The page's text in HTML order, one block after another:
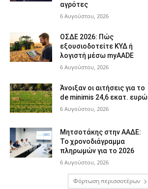
αγρότες
6 Αυγούστου, 2026
ΟΣΔΕ 2026: Πώς
εξουσιοδοτείτε ΚΥΔ ή
λογιστή μέσω myAADE
6 Αυγούστου, 2026
Άνοιξαν οι αιτήσεις για το
de minimis 24,6 εκατ. ευρώ
6 Αυγούστου, 2026
Μητσοτάκης στην ΑΑΔΕ:
Το χρονοδιάγραμμα
πληρωμών για το 2026
6 Αυγούστου, 2026
Φόρτωση περισσοτέρων